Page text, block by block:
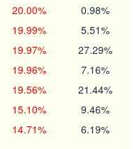
20.00% 0.98%
19.99% 5.51%
19.97% 27.29%
19.96% 7.16%
19.56% 21.44%
15.10% 9.46%
14.71% 6.19%